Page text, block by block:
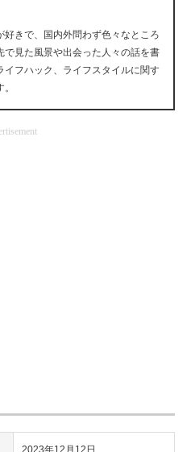
好きで、国内外問わず色々なところ
で見た風景や出会った人々の話を書
イフハック、ライフスタイルに関す